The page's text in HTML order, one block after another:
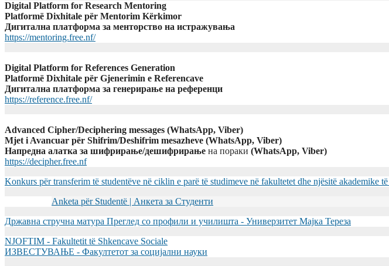
Digital Platform for Research Mentoring
Platformë Dixhitale për Mentorim Kërkimor
Дигитална платформа за менторство на истражувања
https://mentoring.free.nf/
Digital Platform for References Generation
Platformë Dixhitale për Gjenerimin e Referencave
Дигитална платформа за генерирање на референци
https://reference.free.nf/
Advanced Cipher/Deciphering messages (WhatsApp, Viber)
Mjet i Avancuar për Shifrim/Deshifrim mesazheve (WhatsApp, Viber)
Напредна алатка за шифрирање/дешифрирање на пораки (WhatsApp, Viber)
https://decipher.free.nf
Konkurs për transferim të studentëve në ciklin e parë të studimeve në fakultetet dhe njësitë akademike
Anketa për Studentë | Анкета за Студенти
Државна стручна матура Преглед со профили и училишта - Универзитет Мајка Тереза
NJOFTIM - Fakultetit të Shkencave Sociale
ИЗВЕСТУВАЊЕ - Факултетот за социјални науки